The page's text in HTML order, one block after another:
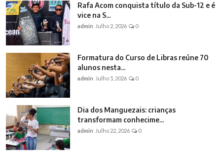
Rafa Acom conquista título da Sub-12 e é
vice na S...
admin Julho 2, 2026 0
Formatura do Curso de Libras reúne 70
alunos nesta...
admin Julho 5, 2026 0
Dia dos Manguezais: crianças
transformam conhecime...
admin Julho 22, 2026 0